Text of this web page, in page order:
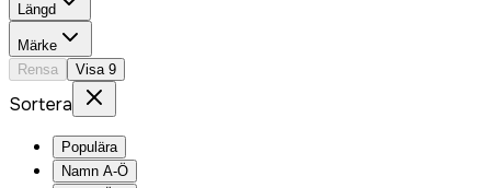
Längd
Märke
Rensa
Visa 9
Sortera
Populära
Namn A-Ö